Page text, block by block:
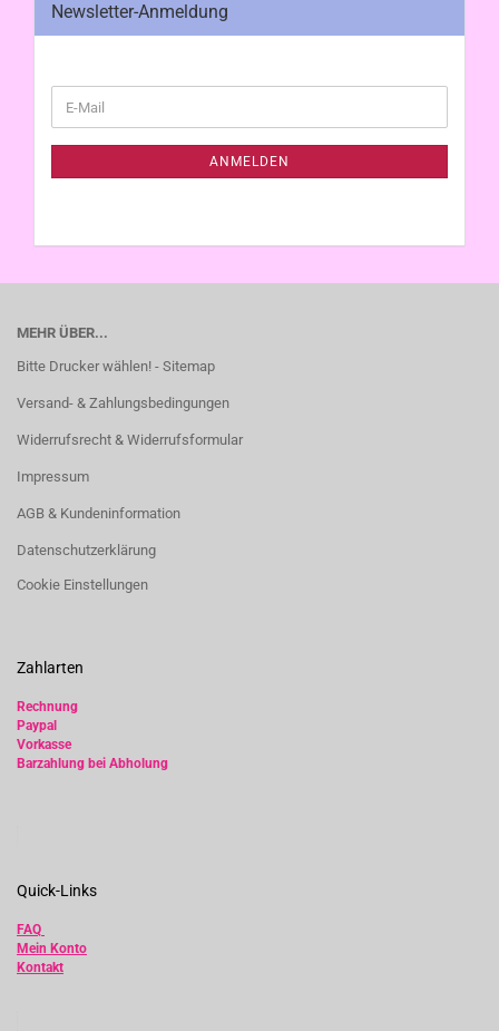
Newsletter-Anmeldung
ZUR
E-
Mail
ANMELDEN
MEHR ÜBER...
Bitte Drucker wählen! - Sitemap
Versand- & Zahlungsbedingungen
Widerrufsrecht & Widerrufsformular
Impressum
AGB & Kundeninformation
Datenschutzerklärung
Cookie Einstellungen
Zahlarten
Rechnung
Paypal
Vorkasse
Barzahlung bei Abholung
Quick-Links
FAQ
Mein Konto
Kontakt